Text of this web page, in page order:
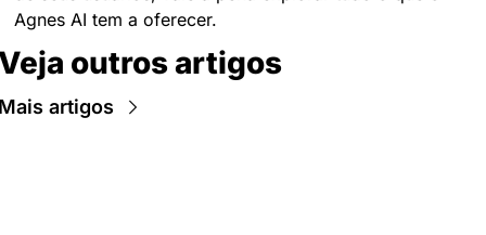
Agnes AI tem a oferecer.
outros artigos
artigos